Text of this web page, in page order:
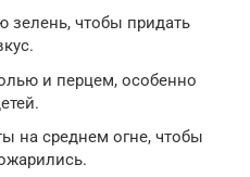
зелень, чтобы придать
и перцем, особенно
на среднем огне, чтобы